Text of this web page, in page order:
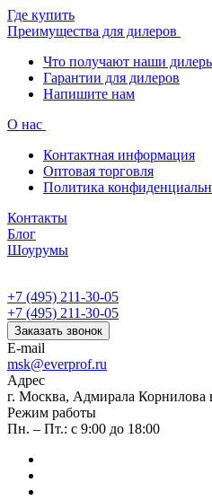
Где купить
Преимущества для дилеров
Что получают наши
Гарантии для дилеров
Напишите нам
О нас
Контактная информация
Оптовая торговля
Политика
Контакты
Блог
Шоурумы
+7 (495) 211-30-05
+7 (495) 211-30-05
Заказать звонок
E-mail
msk@everprof.ru
Адрес
г. Москва, Адмирала Корнилова
Режим работы
Пн. – Пт.: с 9:00 до 18:00